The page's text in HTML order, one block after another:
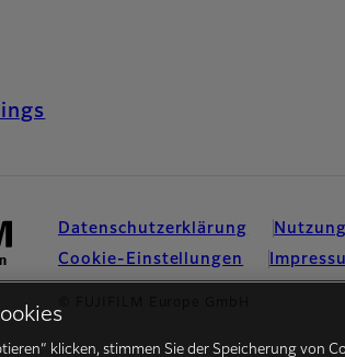
Datenschutzerklärung
Cookie-Einstellungen
klicken, stimmen Sie der Speicherung von